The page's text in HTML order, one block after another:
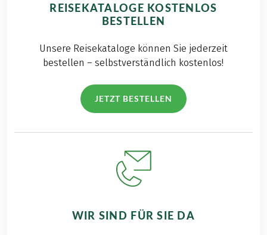
REISEKATALOGE KOSTENLOS
BESTELLEN
Unsere Reisekataloge können Sie jederzeit
bestellen – selbstverständlich kostenlos!
JETZT BESTELLEN
WIR SIND FÜR SIE DA